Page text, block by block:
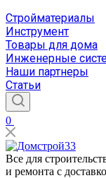
Стройматериалы
Инструмент
Товары для дома
Инженерные
Наши партнеры
Статьи
0
Все для
и ремонта с